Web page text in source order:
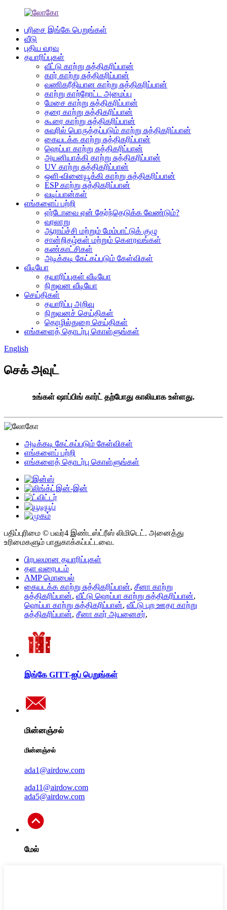
பரிசை இங்கே பெறுங்கள்
வீடு
புதிய வரவு
தயாரிப்புகள்
வீட்டு காற்று சுத்திகரிப்பான்
கார் காற்று சுத்திகரிப்பான்
வணிகரீதியான காற்று சுத்திகரிப்பான்
காற்று காற்றோட்ட அமைப்பு
மேசை காற்று சுத்திகரிப்பான்
தரை காற்று சுத்திகரிப்பான்
கூரை காற்று சுத்திகரிப்பான்
சுவரில் பொருத்தப்படும் காற்று சுத்திகரிப்பான்
கையடக்க காற்று சுத்திகரிப்பான்
ஹெப்பா காற்று சுத்திகரிப்பான்
அயனியாக்கி காற்று சுத்திகரிப்பான்
UV காற்று சுத்திகரிப்பான்
ஒளி-வினையூக்கி காற்று சுத்திகரிப்பான்
ESP காற்று சுத்திகரிப்பான்
வடிப்பான்கள்
எங்களைப் பற்றி
ஏர்டோவை ஏன் தேர்ந்தெடுக்க வேண்டும்?
வரலாறு
ஆராய்ச்சி மற்றும் மேம்பாட்டுக் குழு
சான்றிதழ்கள் மற்றும் கௌரவங்கள்
கண்காட்சிகள்
அடிக்கடி கேட்கப்படும் கேள்விகள்
வீடியோ
தயாரிப்புகள் வீடியோ
நிறுவன வீடியோ
செய்திகள்
தயாரிப்பு அறிவு
நிறுவனச் செய்திகள்
தொழில்துறை செய்திகள்
எங்களைத் தொடர்பு கொள்ளுங்கள்
English
செக் அவுட்
உங்கள் ஷாப்பிங் கார்ட் தற்போது காலியாக உள்ளது.
அடிக்கடி கேட்கப்படும் கேள்விகள்
எங்களைப் பற்றி
எங்களைத் தொடர்பு கொள்ளுங்கள்
பதிப்புரிமை © பவர்4 இண்டஸ்ட்ரீஸ் லிமிடெட். அனைத்து
உரிமைகளும் பாதுகாக்கப்பட்டவை.
பிரபலமான தயாரிப்புகள்
தள வரைபடம்
AMP மொபைல்
கையடக்க காற்று சுத்திகரிப்பான், சீனா காற்று
சுத்திகரிப்பான், வீட்டு ஹெப்பா காற்று சுத்திகரிப்பான்,
ஹெப்பா காற்று சுத்திகரிப்பான், வீட்டு புற ஊதா காற்று
சுத்திகரிப்பான், சீனா கார் அயனைசர்,
இங்கே GITT-ஐப் பெறுங்கள்
மின்னஞ்சல்
மின்னஞ்சல்
ada1@airdow.com
ada11@airdow.com
ada5@airdow.com
மேல்